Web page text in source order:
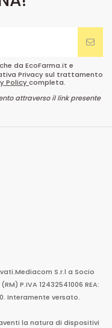
da EcoFarma.it e
Privacy sul trattamento
Policycompleta.
attraverso il link presente
Mediacom S.r.l a Socio
(RM) P.IVA 12432541006 REA:
Interamente versato.
la natura di dispositivi